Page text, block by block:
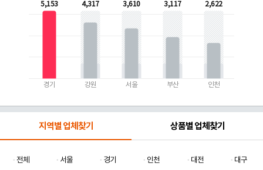
5,153
경기
4,317
강원
3,610
서울
3,117
부산
2,622
인천
지역별 업체찾기 상품별 업체찾기
전체 서울 경기 인천 대전
대구